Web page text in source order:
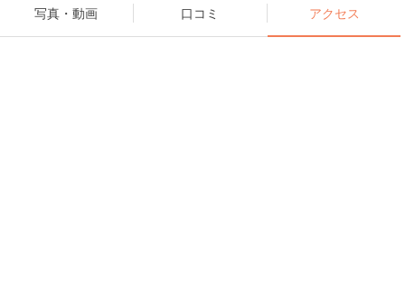
写真・動画 口コミ アクセス